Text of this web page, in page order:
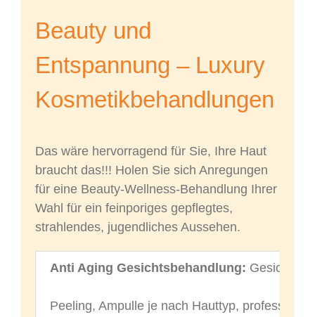
Beauty und
Entspannung – Luxury
Kosmetikbehandlungen
Das wäre hervorragend für Sie, Ihre Haut
braucht das!!! Holen Sie sich Anregungen
für eine Beauty-Wellness-Behandlung Ihrer
Wahl für ein feinporiges gepflegtes,
strahlendes, jugendliches Aussehen.
Anti Aging Gesichtsbehandlung:
Peeling, Ampulle je nach Hauttyp,